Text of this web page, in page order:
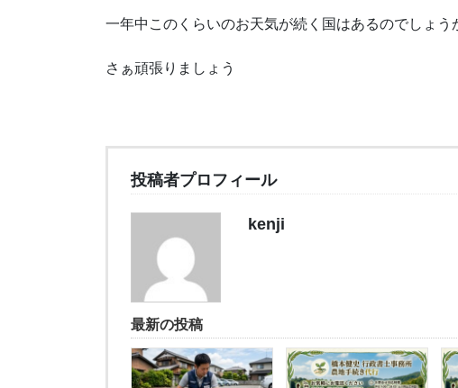
一年中このくらいのお天気が続く国はあるのでしょう
さぁ頑張りましょう
投稿者プロフィール
kenji
最新の投稿